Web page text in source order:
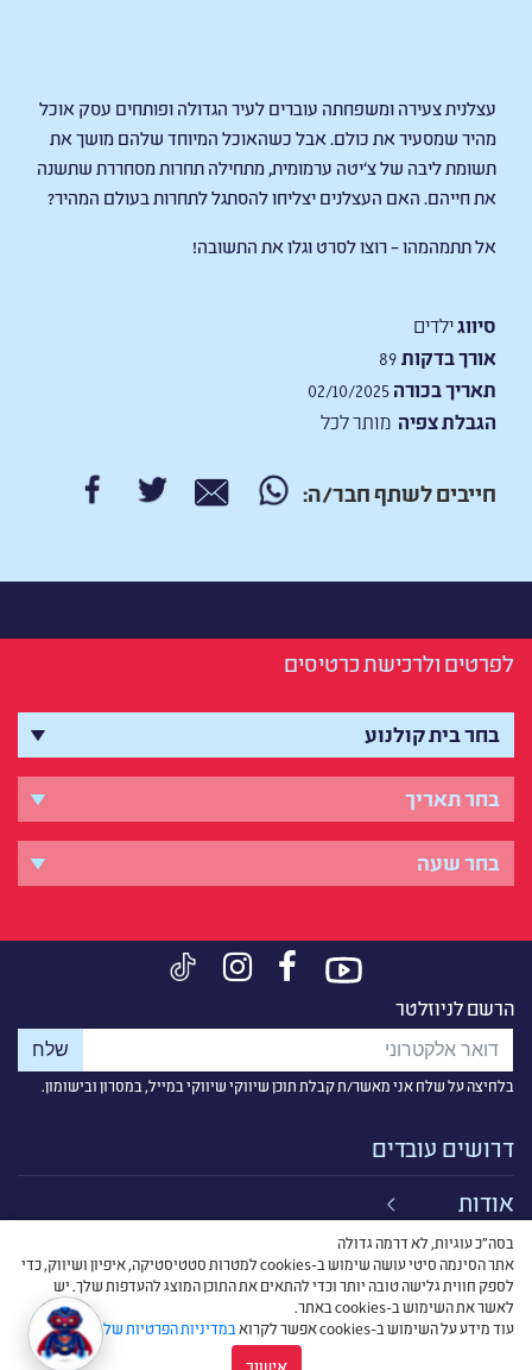
עצלנית צעירה ומשפחתה עוברים לעיר הגדולה ופותחים עסק אוכל
מהיר שמסעיר את כולם. אבל כשהאוכל המיוחד שלהם מושך את
תשומת ליבה של צ‘יטה ערמומית, מתחילה תחרות מסחררת שתשנה
את חייהם. האם העצלנים יצליחו להסתגל לתחרות בעולם המהיר?
אל תתמהמהו – רוצו לסרט וגלו את התשובה!
סיווגילדים
אורך בדקות
תאריך בכורה
הגבלת צפיה מותר לכל
חייבים לשתף חבר/ה:
לפרטים ולרכישת כרטיסים
הרשם לניוזלטר
בלחיצה על שלח אני מאשר/ת קבלת תוכן שיווקי שיווקי במייל, במסרון ובישומון.
דרושים עובדים
אודות
קישורים
תנאי שימוש
בסה״כ עוגיות, לא דרמה גדולה
אתר הסינמה סיטי עושה שימוש ב-cookies למטרות סטטיסטיקה, איפיון ושיווק, כדי
לספק חווית גלישה טובה יותר וכדי להתאים את התוכן המוצג להעדפות שלך. יש
לאשר את השימוש ב-cookies באתר.
עוד מידע על השימוש ב-cookies אפשר לקרוא
במדיניות הפרטיות שלנו